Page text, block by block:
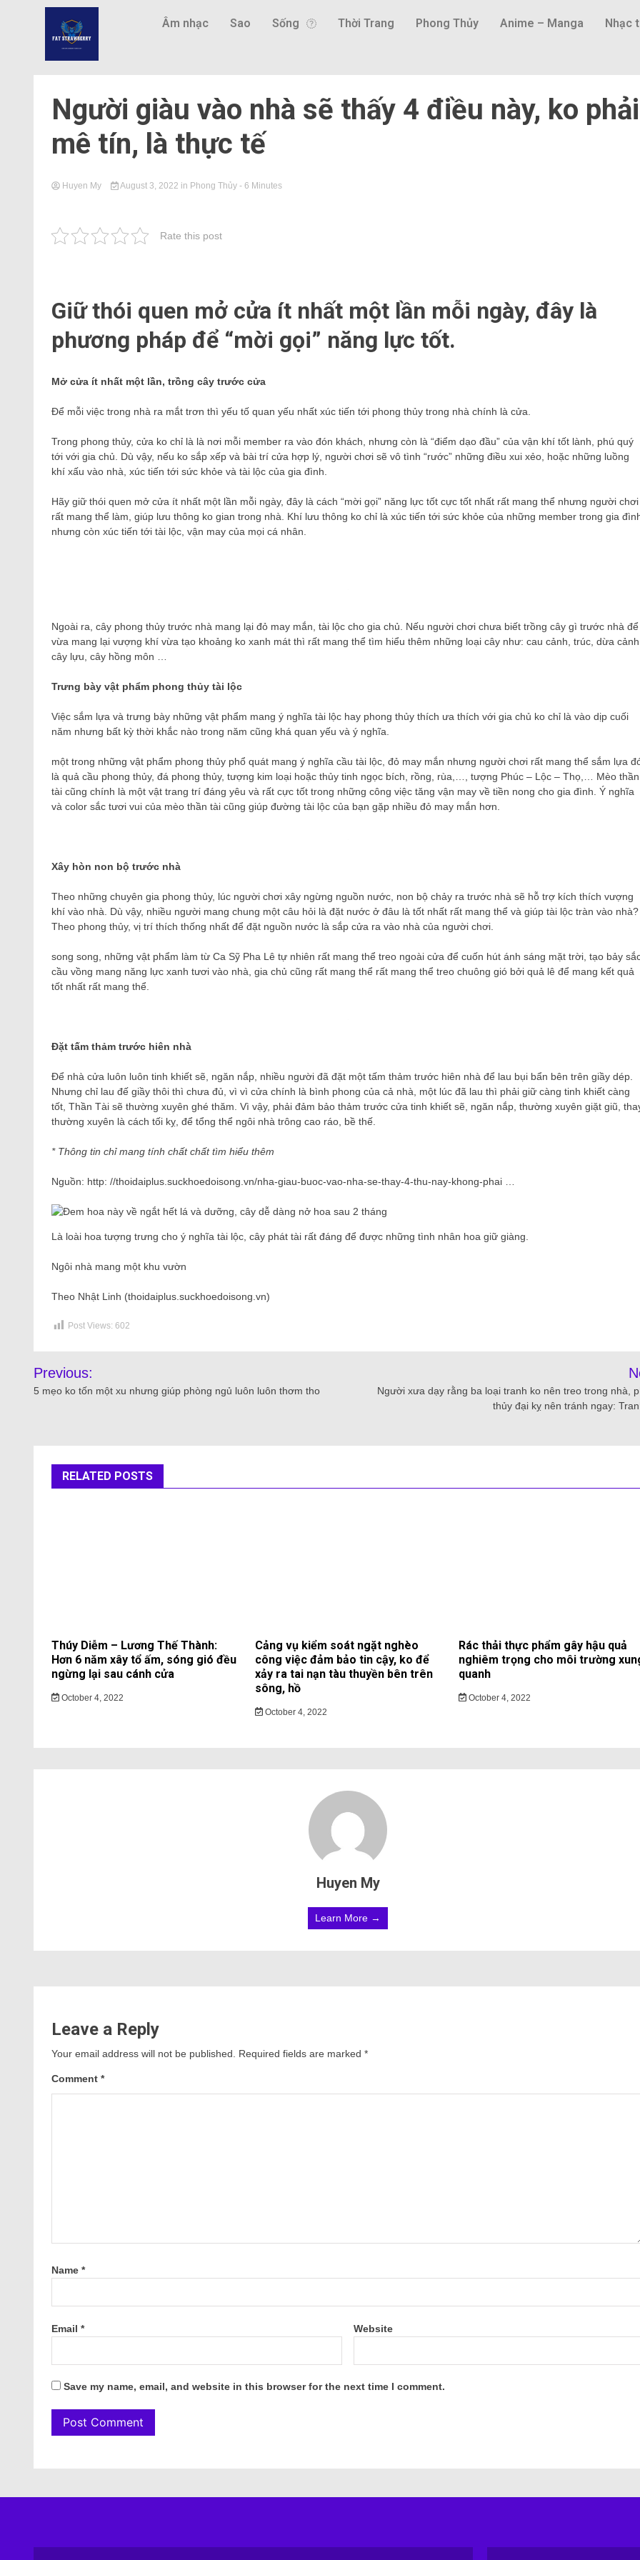
Âm nhạc Sao Sống Thời Trang Phong Thủy Anime – Manga Nhạc
Người giàu vào nhà sẽ thấy 4 điều này, ko phải
mê tín, là thực tế
Huyen My August 3, 2022 in Phong Thủy - 6 Minutes
Rate this post
Giữ thói quen mở cửa ít nhất một lần mỗi ngày, đây là
phương pháp để “mời gọi” năng lực tốt.
Mở cửa ít nhất một lần, trồng cây trước cửa
Để mỗi việc trong nhà ra mắt trơn thì yếu tố quan yếu nhất xúc tiến tới phong thủy trong nhà chính là cửa.
Trong phong thủy, cửa ko chỉ là là nơi mỗi member ra vào đón khách, nhưng còn là “điểm dạo đầu” của vận khí tốt lành, phú quý
tới với gia chủ. Dù vậy, nếu ko sắp xếp và bài trí cửa hợp lý, người chơi sẽ vô tình “rước” những điều xui xẻo, hoặc những luồng
khí xấu vào nhà, xúc tiến tới sức khỏe và tài lộc của gia đình.
Hãy giữ thói quen mở cửa ít nhất một lần mỗi ngày, đây là cách “mời gọi” năng lực tốt cực tốt nhất rất mang thể nhưng người chơi
rất mang thể làm, giúp lưu thông ko gian trong nhà. Khí lưu thông ko chỉ là xúc tiến tới sức khỏe của những member trong gia
nhưng còn xúc tiến tới tài lộc, vận may của mọi cá nhân.
Ngoài ra, cây phong thủy trước nhà mang lại đỏ may mắn, tài lộc cho gia chủ. Nếu người chơi chưa biết trồng cây gì trước nhà để
vừa mang lại vượng khí vừa tạo khoảng ko xanh mát thì rất mang thể tìm hiểu thêm những loại cây như: cau cảnh, trúc, dừa
cây lựu, cây hồng môn …
Trưng bày vật phẩm phong thủy tài lộc
Việc sắm lựa và trưng bày những vật phẩm mang ý nghĩa tài lộc hay phong thủy thích ưa thích với gia chủ ko chỉ là vào dịp cuối
năm nhưng bất kỳ thời khắc nào trong năm cũng khá quan yếu và ý nghĩa.
một trong những vật phẩm phong thủy phổ quát mang ý nghĩa cầu tài lộc, đỏ may mắn nhưng người chơi rất mang thể sắm lựa
là quả cầu phong thủy, đá phong thủy, tượng kim loại hoặc thủy tinh ngọc bích, rồng, rùa,…, tượng Phúc – Lộc – Thọ,… Mèo thần
tài cũng chính là một vật trang trí đáng yêu và rất cực tốt trong những công việc tăng vận may về tiền nong cho gia đình. Ý nghĩa
và color sắc tươi vui của mèo thần tài cũng giúp đường tài lộc của bạn gặp nhiều đỏ may mắn hơn.
Xây hòn non bộ trước nhà
Theo những chuyên gia phong thủy, lúc người chơi xây ngừng nguồn nước, non bộ chảy ra trước nhà sẽ hỗ trợ kích thích vượng
khí vào nhà. Dù vậy, nhiều người mang chung một câu hỏi là đặt nước ở đâu là tốt nhất rất mang thể và giúp tài lộc tràn vào nhà?
Theo phong thủy, vị trí thích thống nhất để đặt nguồn nước là sắp cửa ra vào nhà của người chơi.
song song, những vật phẩm làm từ Ca Sỹ Pha Lê tự nhiên rất mang thể treo ngoài cửa để cuốn hút ánh sáng mặt trời, tạo bảy
cầu vồng mang năng lực xanh tươi vào nhà, gia chủ cũng rất mang thể rất mang thể treo chuông gió bởi quả lê để mang kết quả
tốt nhất rất mang thể.
Đặt tấm thảm trước hiên nhà
Để nhà cửa luôn luôn tinh khiết sẽ, ngăn nắp, nhiều người đã đặt một tấm thảm trước hiên nhà để lau bụi bẩn bên trên giầy dép.
Nhưng chỉ lau đế giầy thôi thì chưa đủ, vì vì cửa chính là bình phong của cả nhà, một lúc đã lau thì phải giữ càng tinh khiết càng
tốt, Thần Tài sẽ thường xuyên ghé thăm. Vì vậy, phải đảm bảo thảm trước cửa tinh khiết sẽ, ngăn nắp, thường xuyên giặt giũ,
thường xuyên là cách tối kỵ, để tổng thể ngôi nhà trông cao ráo, bề thế.
* Thông tin chỉ mang tính chất chất tìm hiểu thêm
Nguồn: http: //thoidaiplus.suckhoedoisong.vn/nha-giau-buoc-vao-nha-se-thay-4-thu-nay-khong-phai …
Là loài hoa tượng trưng cho ý nghĩa tài lộc, cây phát tài rất đáng để được những tình nhân hoa giữ giàng.
Ngôi nhà mang một khu vườn
Theo Nhật Linh (thoidaiplus.suckhoedoisong.vn)
Post Views: 602
Previous:
5 mẹo ko tốn một xu nhưng giúp phòng ngủ luôn luôn thơm tho
Người xưa dạy rằng ba loại tranh ko nên treo trong nhà,
thủy đại kỵ nên tránh ngay:
RELATED POSTS
Thúy Diễm – Lương Thế Thành:
Hơn 6 năm xây tổ ấm, sóng gió đều
ngừng lại sau cánh cửa
October 4, 2022
Cảng vụ kiểm soát ngặt nghèo
công việc đảm bảo tin cậy, ko để
xảy ra tai nạn tàu thuyền bên trên
sông, hồ
October 4, 2022
Rác thải thực phẩm gây hậu quả
nghiêm trọng cho môi trường
quanh
October 4, 2022
Huyen My
Learn More →
Leave a Reply
Your email address will not be published. Required fields are marked *
Comment *
Name *
Email * Website
Save my name, email, and website in this browser for the next time I comment.